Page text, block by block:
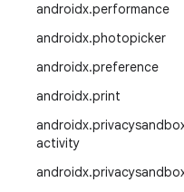
androidx.performance
androidx.photopicker
androidx.preference
androidx.print
androidx.
activity
androidx.